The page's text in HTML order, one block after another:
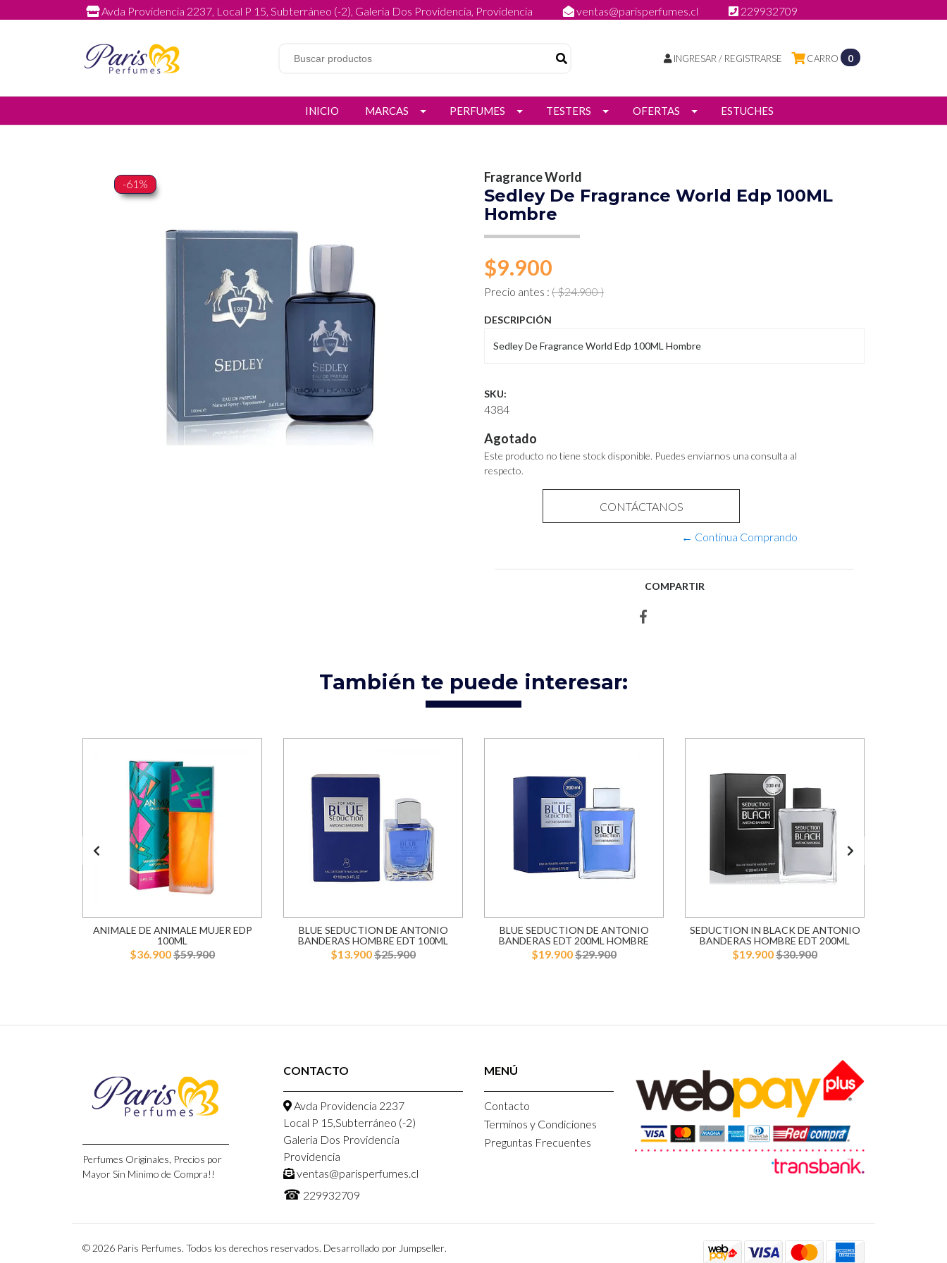
Avda Providencia 2237, Local P 15, Subterráneo (-2), Galeria Dos Providencia, Providencia ventas@parisperfumes.cl 229932709
CARRO 0
INGRESAR / REGISTRARSE
INICIO MARCAS PERFUMES TESTERS OFERTAS ESTUCHES
-61% Fragrance World
Sedley De Fragrance World Edp 100ML
Hombre
$9.900
Precio antes : ( $24.900 )
DESCRIPCIÓN
Sedley De Fragrance World Edp 100ML Hombre
SKU:
4384
Agotado
Este producto no tiene stock disponible. Puedes enviarnos una consulta al
respecto.
CONTÁCTANOS
← Continua Comprando
COMPARTIR
También te puede interesar:
ANIMALE DE ANIMALE MUJER EDP
100ML
$36.900$59.900
BLUE SEDUCTION DE ANTONIO
BANDERAS HOMBRE EDT 100ML
$13.900$25.900
BLUE SEDUCTION DE ANTONIO
BANDERAS EDT 200ML HOMBRE
$19.900$29.900
SEDUCTION IN BLACK DE ANTONIO
BANDERAS HOMBRE EDT 200ML
$19.900$30.900
Perfumes Originales, Precios por
Mayor Sin Minimo de Compra!!
CONTACTO
Avda Providencia 2237
Local P 15,Subterráneo (-2)
Galeria Dos Providencia
Providencia
ventas@parisperfumes.cl
☎ 229932709
MENÚ
Contacto
Terminos y Condiciones
Preguntas Frecuentes
© 2026 Paris Perfumes. Todos los derechos reservados. Desarrollado por Jumpseller.